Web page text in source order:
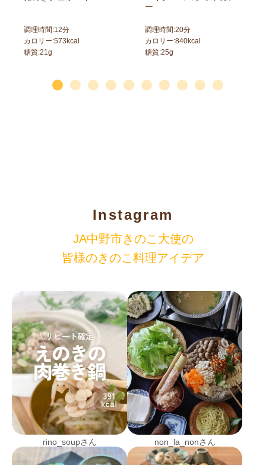
調理時間:12分
カロリー:573kcal
糖質:21 g
ー
調理時間:20分
カロリー:840kcal
糖質:25g
Instagram
JA中野市きのこ大使の
皆様のきのこ料理アイデア
rino_soupさん non_la_nonさん